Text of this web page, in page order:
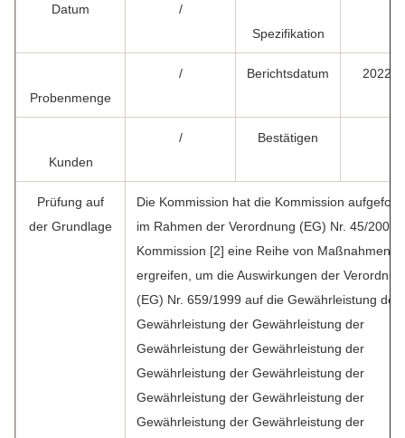
Datum
/
Spezifikation
Probenmenge
/ Berichtsdatum
Kunden
/ Bestätigen
Prüfung auf
der Grundlage
Die Kommission hat die Kommission
im Rahmen der Verordnung (EG) Nr. 45/2001
Kommission [2] eine Reihe von Maßnahmen
ergreifen, um die Auswirkungen der
(EG) Nr. 659/1999 auf die Gewährleistung der
Gewährleistung der Gewährleistung der
Gewährleistung der Gewährleistung der
Gewährleistung der Gewährleistung der
Gewährleistung der Gewährleistung der
Gewährleistung der Gewährleistung der